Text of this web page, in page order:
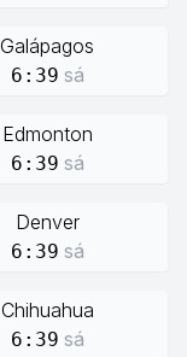
Galápagos
6:39 sá
Edmonton
6:39 sá
Denver
6:39 sá
Chihuahua
6:39 sá